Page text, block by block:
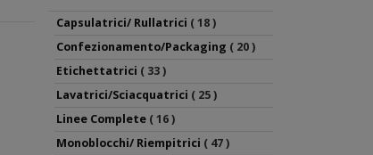
Capsulatrici/ Rullatrici ( 18 )
Confezionamento/Packaging ( 20 )
Etichettatrici ( 33 )
Lavatrici/Sciacquatrici ( 25 )
Linee Complete ( 16 )
Monoblocchi/ Riempitrici ( 47 )